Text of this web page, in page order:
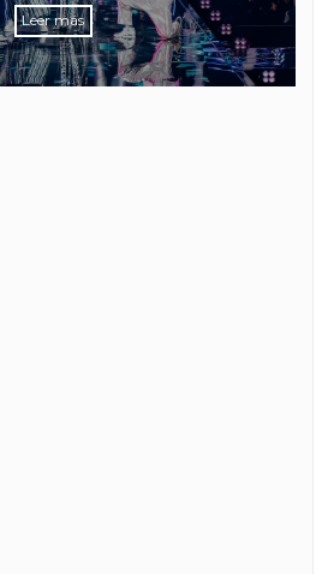
Leer más